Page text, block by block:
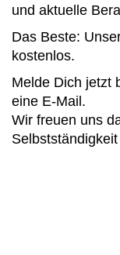
und aktuelle
Das Beste:
kostenlos.
Melde Dich jetzt
eine E-Mail.
Wir freuen uns